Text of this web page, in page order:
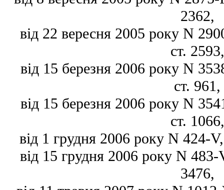
2362,
від 22 вересня 2005 року N
ст. 2593,
від 15 березня 2006 року N
ст. 961,
від 15 березня 2006 року N
ст. 1066,
від 1 грудня 2006 року N 424-
від 15 грудня 2006 року N
3476,